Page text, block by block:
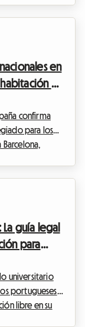
en
en
confirma
para los
se ...guía legal
para
universitario
portugueses
libre en su